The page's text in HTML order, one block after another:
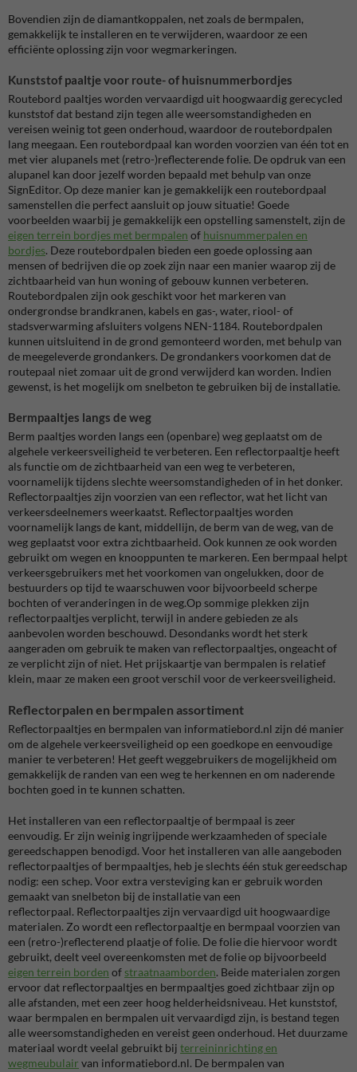
Bovendien zijn de diamantkoppalen, net zoals de bermpalen,
gemakkelijk te installeren en te verwijderen, waardoor ze een
efficiënte oplossing zijn voor wegmarkeringen.
Kunststof paaltje voor route- of huisnummerbordjes
Routebord paaltjes worden vervaardigd uit hoogwaardig gerecycled
kunststof dat bestand zijn tegen alle weersomstandigheden en
vereisen weinig tot geen onderhoud, waardoor de routebordpalen
lang meegaan. Een routebordpaal kan worden voorzien van één tot en
met vier alupanels met (retro-)reflecterende folie. De opdruk van een
alupanel kan door jezelf worden bepaald met behulp van onze
SignEditor. Op deze manier kan je gemakkelijk een routebordpaal
samenstellen die perfect aansluit op jouw situatie! Goede
voorbeelden waarbij je gemakkelijk een opstelling samenstelt, zijn de
eigen terrein bordjes met bermpalen of huisnummerpalen en
bordjes. Deze routebordpalen bieden een goede oplossing aan
mensen of bedrijven die op zoek zijn naar een manier waarop zij de
zichtbaarheid van hun woning of gebouw kunnen verbeteren.
Routebordpalen zijn ook geschikt voor het markeren van
ondergrondse brandkranen, kabels en gas-, water, riool- of
stadsverwarming afsluiters volgens NEN-1184. Routebordpalen
kunnen uitsluitend in de grond gemonteerd worden, met behulp van
de meegeleverde grondankers. De grondankers voorkomen dat de
routepaal niet zomaar uit de grond verwijderd kan worden. Indien
gewenst, is het mogelijk om snelbeton te gebruiken bij de installatie.
Bermpaaltjes langs de weg
Berm paaltjes worden langs een (openbare) weg geplaatst om de
algehele verkeersveiligheid te verbeteren. Een reflectorpaaltje heeft
als functie om de zichtbaarheid van een weg te verbeteren,
voornamelijk tijdens slechte weersomstandigheden of in het donker.
Reflectorpaaltjes zijn voorzien van een reflector, wat het licht van
verkeersdeelnemers weerkaatst. Reflectorpaaltjes worden
voornamelijk langs de kant, middellijn, de berm van de weg, van de
weg geplaatst voor extra zichtbaarheid. Ook kunnen ze ook worden
gebruikt om wegen en knooppunten te markeren. Een bermpaal helpt
verkeersgebruikers met het voorkomen van ongelukken, door de
bestuurders op tijd te waarschuwen voor bijvoorbeeld scherpe
bochten of veranderingen in de weg.Op sommige plekken zijn
reflectorpaaltjes verplicht, terwijl in andere gebieden ze als
aanbevolen worden beschouwd. Desondanks wordt het sterk
aangeraden om gebruik te maken van reflectorpaaltjes, ongeacht of
ze verplicht zijn of niet. Het prijskaartje van bermpalen is relatief
klein, maar ze maken een groot verschil voor de verkeersveiligheid.
Reflectorpalen en bermpalen assortiment
Reflectorpaaltjes en bermpalen van informatiebord.nl zijn dé manier
om de algehele verkeersveiligheid op een goedkope en eenvoudige
manier te verbeteren! Het geeft weggebruikers de mogelijkheid om
gemakkelijk de randen van een weg te herkennen en om naderende
bochten goed in te kunnen schatten.
Het installeren van een reflectorpaaltje of bermpaal is zeer
eenvoudig. Er zijn weinig ingrijpende werkzaamheden of speciale
gereedschappen benodigd. Voor het installeren van alle aangeboden
reflectorpaaltjes of bermpaaltjes, heb je slechts één stuk gereedschap
nodig: een schep. Voor extra versteviging kan er gebruik worden
gemaakt van snelbeton bij de installatie van een
reflectorpaal. Reflectorpaaltjes zijn vervaardigd uit hoogwaardige
materialen. Zo wordt een reflectorpaaltje en bermpaal voorzien van
een (retro-)reflecterend plaatje of folie. De folie die hiervoor wordt
gebruikt, deelt veel overeenkomsten met de folie op bijvoorbeeld
eigen terrein borden of straatnaamborden. Beide materialen zorgen
ervoor dat reflectorpaaltjes en bermpaaltjes goed zichtbaar zijn op
alle afstanden, met een zeer hoog helderheidsniveau. Het kunststof,
waar bermpalen en bermpalen uit vervaardigd zijn, is bestand tegen
alle weersomstandigheden en vereist geen onderhoud. Het duurzame
materiaal wordt veelal gebruikt bij terreininrichting en
wegmeubulair van informatiebord.nl. De bermpalen van